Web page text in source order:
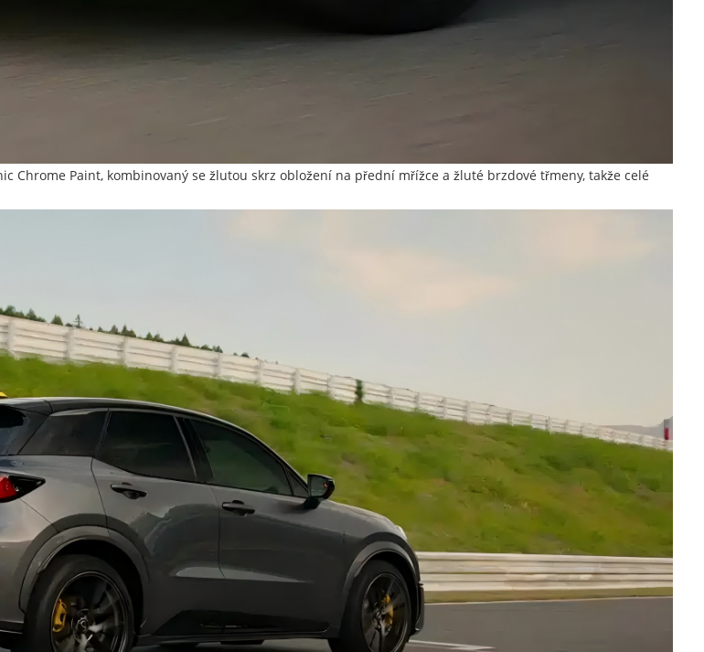
Chrome Paint, kombinovaný se žlutou skrz obložení na přední mřížce a žluté brzdové třmeny, takže celé